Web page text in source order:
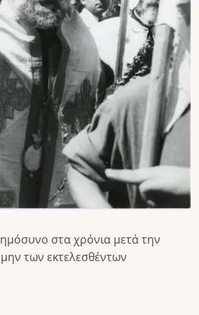
στα χρόνια μετά την
των εκτελεσθέντων